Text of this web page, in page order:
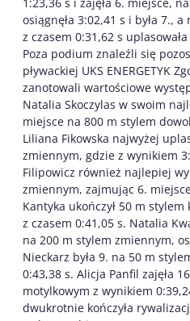
1:23,36 s i zajęła 6. miejsce,
osiągnęła 3:02,41 s i była 7.,
z czasem 0:31,62 s
Poza podium znaleźli się
pływackiej UKS ENERGETYK
zanotowali wartościowe
Natalia Skoczylas w swoim
miejsce na 800 m stylem
Liliana Fikowska najwyżej
zmiennym, gdzie z wynikiem
Filipowicz również najlepiej
zmiennym, zajmując 6.
Kantyka ukończył 50 m
z czasem 0:41,05 s. Natalia
na 200 m stylem zmiennym,
Nieckarz była 9. na 50 m
0:43,38 s. Alicja Panfil zajęła
motylkowym z wynikiem
dwukrotnie kończyła